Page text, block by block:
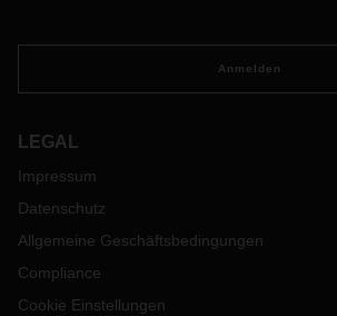
Anmelden
LEGAL
Impressum
Datenschutz
Allgemeine Geschäftsbedingungen
Compliance
Cookie Einstellungen